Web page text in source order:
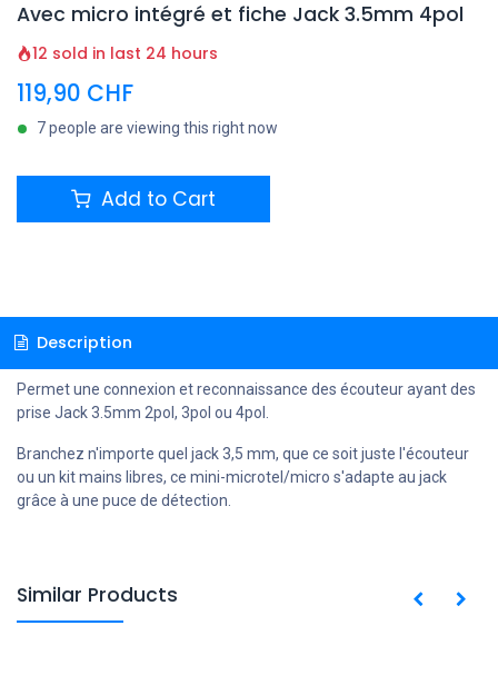
Avec micro intégré et fiche Jack 3.5mm 4pol
12 sold in last 24 hours
119,90 CHF
7 people are viewing this right now
Add to Cart
Description
Permet une connexion et reconnaissance des écouteur ayant des
prise Jack 3.5mm 2pol, 3pol ou 4pol.
Branchez n'importe quel jack 3,5 mm, que ce soit juste l'écouteur
ou un kit mains libres, ce mini-microtel/micro s'adapte au jack
grâce à une puce de détection.
Similar Products